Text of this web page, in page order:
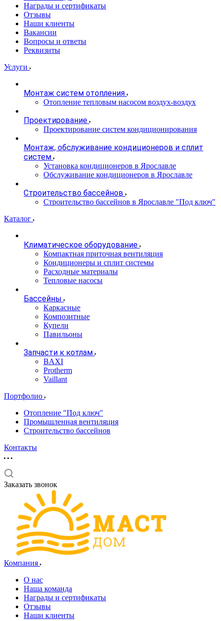
Награды и сертификаты
Отзывы
Наши клиенты
Вакансии
Вопросы и ответы
Реквизиты
Услуги
Монтаж систем отопления
Отопление тепловым насосом воздух-воздух
Проектирование
Проектирование систем кондиционирования
Монтаж, обслуживание кондиционеров и сплит
систем
Установка кондиционеров в Ярославле
Обслуживание кондиционеров в Ярославле
Строительство бассейнов
Строительство бассейнов в Ярославле "Под ключ"
Каталог
Климатическое оборудование
Компактная приточная вентиляция
Кондиционеры и сплит системы
Расходные материалы
Тепловые насосы
Бассейны
Каркасные
Композитные
Купели
Павильоны
Запчасти к котлам
BAXI
Protherm
Vaillant
Портфолио
Отопление "Под ключ"
Промышленная вентиляция
Строительство бассейнов
Контакты
Заказать звонок
Компания
О нас
Наша команда
Награды и сертификаты
Отзывы
Наши клиенты